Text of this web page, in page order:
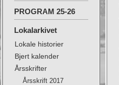
PROGRAM 25-26
Lokalarkivet
Lokale historier
Bjert kalender
Årsskrifter
Årsskrift 2017